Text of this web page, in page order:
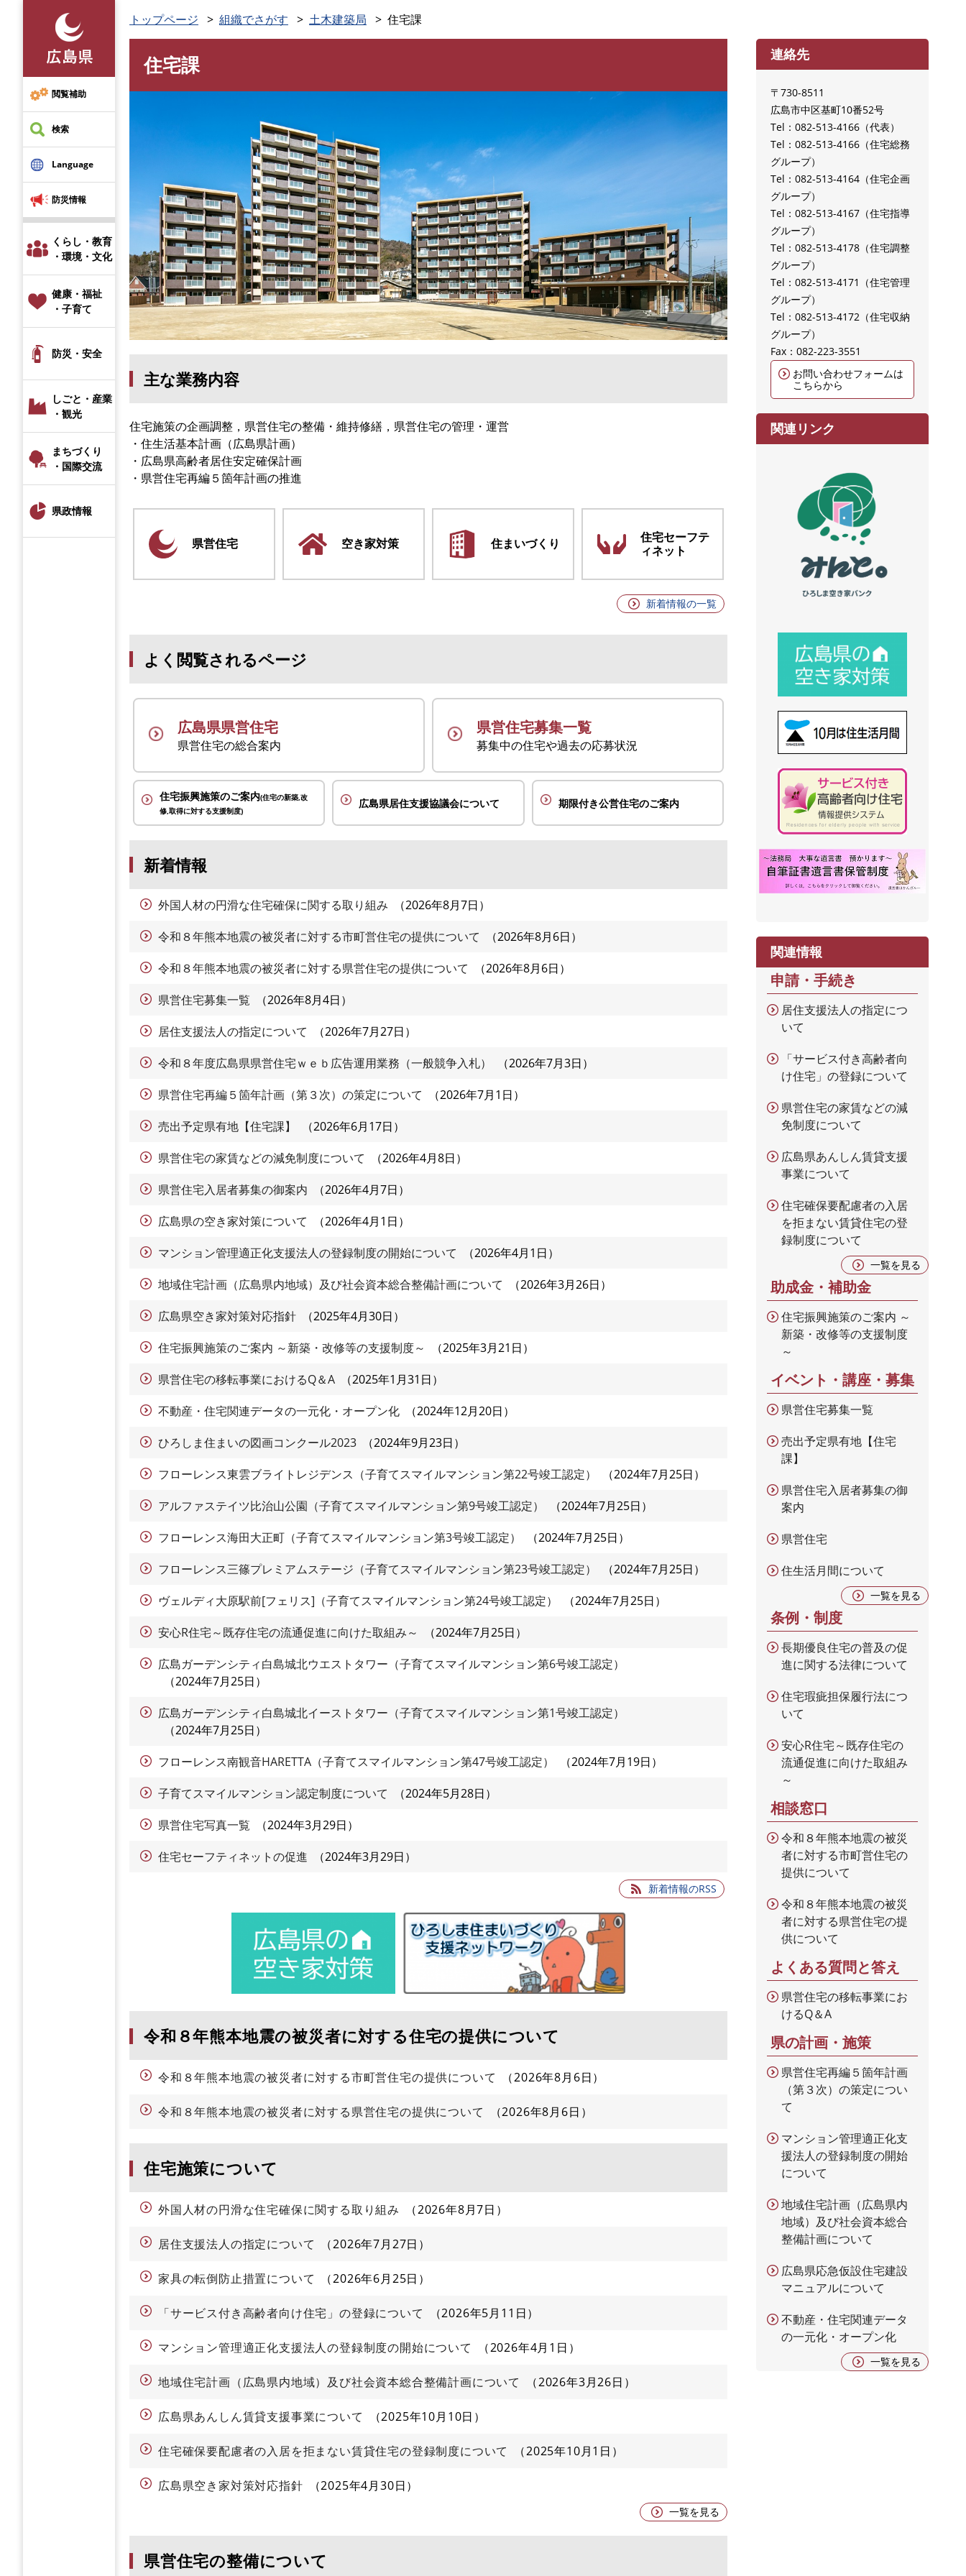
先
頭
で
す
。
閲覧補助
検索
Language
防災情報
くらし・教育
・環境・文化
健康・福祉
・子育て
防災・安全
しごと・産業
・観光
まちづくり
・国際交流
県政情報
トップページ 組織でさがす 土木建築局 住宅課
住宅課
主な業務内容
住宅施策の企画調整，県営住宅の整備・維持修繕，県営住宅の管理・運営
・住生活基本計画（広島県計画）
・広島県高齢者居住安定確保計画
・県営住宅再編５箇年計画の推進
県営住宅 空き家対策 住まいづくり
住宅セーフテ
ィネット
新着情報の一覧
よく閲覧されるページ
広島県県営住宅
県営住宅の総合案内
県営住宅募集一覧
募集中の住宅や過去の応募状況
住宅振興施策のご案内(住宅の新築,改
修,取得に対する支援制度)
広島県居住支援協議会について 期限付き公営住宅のご案内
新着情報
外国人材の円滑な住宅確保に関する取り組み
2026年8月7日
令和８年熊本地震の被災者に対する市町営住宅の提供について
2026年8月6日
令和８年熊本地震の被災者に対する県営住宅の提供について
2026年8月6日
県営住宅募集一覧
2026年8月4日
居住支援法人の指定について
2026年7月27日
令和８年度広島県県営住宅ｗｅｂ広告運用業務（一般競争入札）
2026年7月3日
県営住宅再編５箇年計画（第３次）の策定について
2026年7月1日
売出予定県有地【住宅課】
2026年6月17日
県営住宅の家賃などの減免制度について
2026年4月8日
県営住宅入居者募集の御案内
2026年4月7日
広島県の空き家対策について
2026年4月1日
マンション管理適正化支援法人の登録制度の開始について
2026年4月1日
地域住宅計画（広島県内地域）及び社会資本総合整備計画について
2026年3月26日
広島県空き家対策対応指針
2025年4月30日
住宅振興施策のご案内 ～新築・改修等の支援制度～
2025年3月21日
県営住宅の移転事業におけるQ＆A
2025年1月31日
不動産・住宅関連データの一元化・オープン化
2024年12月20日
ひろしま住まいの図画コンクール2023
2024年9月23日
フローレンス東雲ブライトレジデンス（子育てスマイルマンション第22号竣工認定）
2024年7月25日
アルファステイツ比治山公園（子育てスマイルマンション第9号竣工認定）
2024年7月25日
フローレンス海田大正町（子育てスマイルマンション第3号竣工認定）
2024年7月25日
フローレンス三篠プレミアムステージ（子育てスマイルマンション第23号竣工認定）
2024年7月25日
ヴェルディ大原駅前[フェリス]（子育てスマイルマンション第24号竣工認定）
2024年7月25日
安心R住宅～既存住宅の流通促進に向けた取組み～
2024年7月25日
広島ガーデンシティ白島城北ウエストタワー（子育てスマイルマンション第6号竣工認定）
2024年7月25日
広島ガーデンシティ白島城北イーストタワー（子育てスマイルマンション第1号竣工認定）
2024年7月25日
フローレンス南観音HARETTA（子育てスマイルマンション第47号竣工認定）
2024年7月19日
子育てスマイルマンション認定制度について
2024年5月28日
県営住宅写真一覧
2024年3月29日
住宅セーフティネットの促進
2024年3月29日
新着情報のRSS
令和８年熊本地震の被災者に対する住宅の提供について
令和８年熊本地震の被災者に対する市町営住宅の提供について 2026年8月6日
令和８年熊本地震の被災者に対する県営住宅の提供について 2026年8月6日
住宅施策について
外国人材の円滑な住宅確保に関する取り組み 2026年8月7日
居住支援法人の指定について 2026年7月27日
家具の転倒防止措置について 2026年6月25日
「サービス付き高齢者向け住宅」の登録について 2026年5月11日
マンション管理適正化支援法人の登録制度の開始について 2026年4月1日
地域住宅計画（広島県内地域）及び社会資本総合整備計画について 2026年3月26日
広島県あんしん賃貸支援事業について 2025年10月10日
住宅確保要配慮者の入居を拒まない賃貸住宅の登録制度について 2025年10月1日
広島県空き家対策対応指針 2025年4月30日
一覧を見る
県営住宅の整備について
連絡先
〒730-8511
広島市中区基町10番52号
Tel：082-513-4166
代表
Tel：082-513-4166
住宅総務
グループ
Tel：082-513-4164
住宅企画
グループ
Tel：082-513-4167
住宅指導
グループ
Tel：082-513-4178
住宅調整
グループ
Tel：082-513-4171
住宅管理
グループ
Tel：082-513-4172
住宅収納
グループ
Fax：082-223-3551
お問い合わせフォームは
こちらから
関連リンク
関連情報
申請・手続き
居住支援法人の指定につ
いて
「サービス付き高齢者向
け住宅」の登録について
県営住宅の家賃などの減
免制度について
広島県あんしん賃貸支援
事業について
住宅確保要配慮者の入居
を拒まない賃貸住宅の登
録制度について
一覧を見る
助成金・補助金
住宅振興施策のご案内 ～
新築・改修等の支援制度
～
イベント・講座・募集
県営住宅募集一覧
売出予定県有地【住宅
課】
県営住宅入居者募集の御
案内
県営住宅
住生活月間について
一覧を見る
条例・制度
長期優良住宅の普及の促
進に関する法律について
住宅瑕疵担保履行法につ
いて
安心R住宅～既存住宅の
流通促進に向けた取組み
～
相談窓口
令和８年熊本地震の被災
者に対する市町営住宅の
提供について
令和８年熊本地震の被災
者に対する県営住宅の提
供について
よくある質問と答え
県営住宅の移転事業にお
けるQ＆A
県の計画・施策
県営住宅再編５箇年計画
（第３次）の策定につい
て
マンション管理適正化支
援法人の登録制度の開始
について
地域住宅計画（広島県内
地域）及び社会資本総合
整備計画について
広島県応急仮設住宅建設
マニュアルについて
不動産・住宅関連データ
の一元化・オープン化
一覧を見る